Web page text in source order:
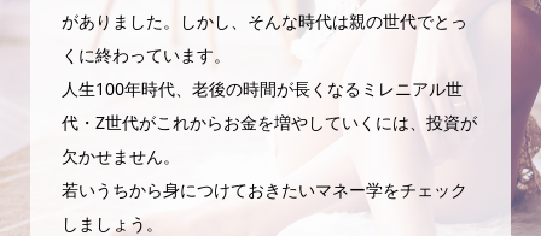
がありました。しかし、そんな時代は親の世代でとっ
くに終わっています。
人生100年時代、老後の時間が長くなるミレニアル世
代・Z世代がこれからお金を増やしていくには、投資が
欠かせません。
若いうちから身につけておきたいマネー学をチェック
しましょう。